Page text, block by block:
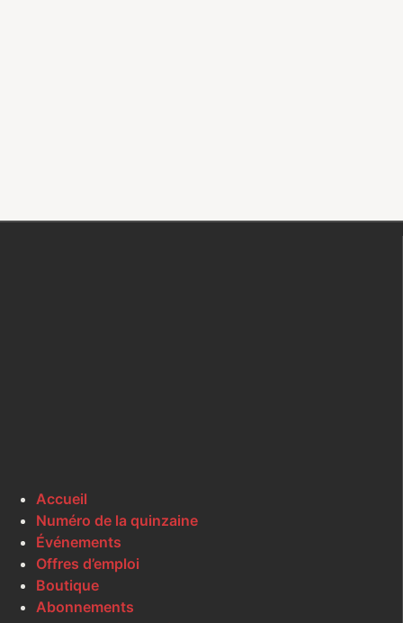
Accueil
Numéro de la quinzaine
Événements
Offres d’emploi
Boutique
Abonnements